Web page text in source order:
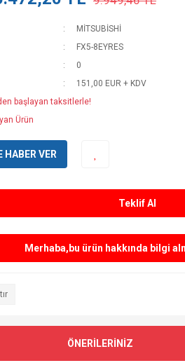
MİTSUBİSHİ
FX5-8EYRES
0
151,00 EUR + KDV
başlayan taksitlerle!
Ürün
HABER VER
Teklif Al
Merhaba,bu ürün hakkında bilgi
ÖNERİLERİNİZ